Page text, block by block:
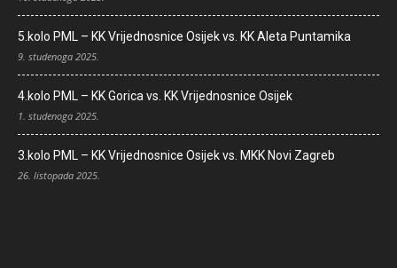
5.kolo PML – KK Vrijednosnice Osijek vs. KK Aleta Puntamika
9. studenoga 2025.
4.kolo PML – KK Gorica vs. KK Vrijednosnice Osijek
1. studenoga 2025.
3.kolo PML – KK Vrijednosnice Osijek vs. MKK Novi Zagreb
26. listopada 2025.